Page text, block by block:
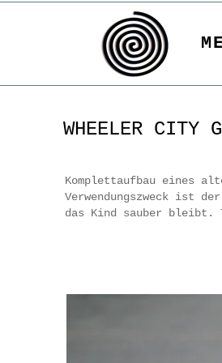
WHEELER CITY
Komplettaufbau eines
Verwendungszweck ist
das Kind sauber bleibt.